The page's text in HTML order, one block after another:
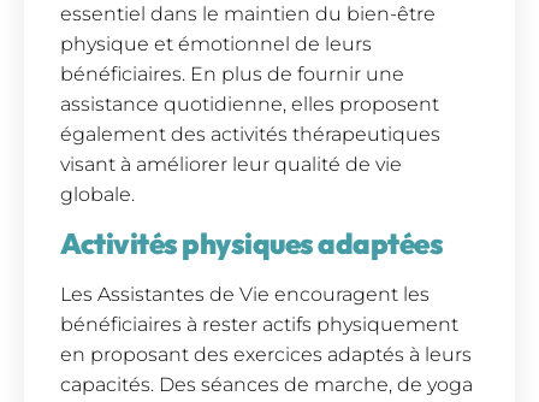
essentiel dans le maintien du bien-être
physique et émotionnel de leurs
bénéficiaires. En plus de fournir une
assistance quotidienne, elles proposent
également des activités thérapeutiques
visant à améliorer leur qualité de vie
globale.
Activités physiques adaptées
Les Assistantes de Vie encouragent les
bénéficiaires à rester actifs physiquement
en proposant des exercices adaptés à leurs
capacités. Des séances de marche, de yoga